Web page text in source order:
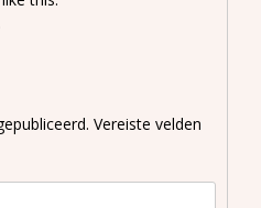
Vereiste velden